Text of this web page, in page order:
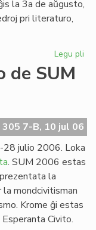
la 3a de aŭgusto,
pri literaturo,
Legu pli
de SUM
305 7-B, 10 jul 06
28 julio 2006. Loka
. SUM 2006 estas
la
mondcivitisman
Krome ĝi estas
Civito.